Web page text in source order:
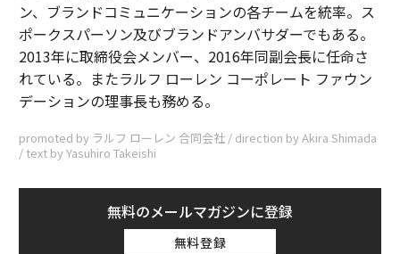
ン、ブランドコミュニケーションの各チームを統率。ス
ポークスパーソン及びブランドアンバサダーでもある。
2013年に取締役会メンバー、2016年同副会長に任命さ
れている。またラルフ ローレン コーポレート ファウン
デーションの理事長も務める。
promoted by ラルフ ローレン 合同会社 / direction by Akira Shimada
/ text by Yasuhiro Takeishi
無料のメールマガジンに登録
無料登録